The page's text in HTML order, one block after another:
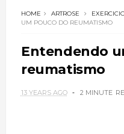
HOME ARTROSE
UM POUCO DO REUMATISMO
Entendendo
reumatismo
13 YEARS AGO 2 MINUTE